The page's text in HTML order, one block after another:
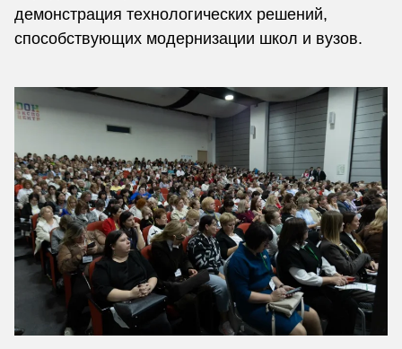
демонстрация технологических решений,
способствующих модернизации школ и вузов.